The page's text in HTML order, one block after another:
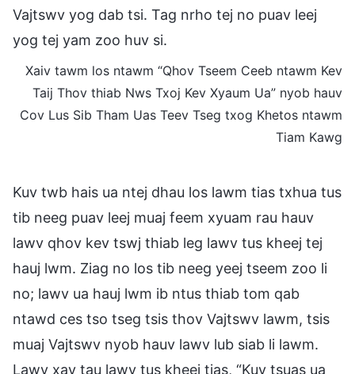
Vajtswv yog dab tsi. Tag nrho tej no puav leej
yog tej yam zoo huv si.
Xaiv tawm los ntawm “Qhov Tseem Ceeb ntawm Kev
Taij Thov thiab Nws Txoj Kev Xyaum Ua” nyob hauv
Cov Lus Sib Tham Uas Teev Tseg txog Khetos ntawm
Tiam Kawg
Kuv twb hais ua ntej dhau los lawm tias txhua tus
tib neeg puav leej muaj feem xyuam rau hauv
lawv qhov kev tswj thiab leg lawv tus kheej tej
hauj lwm. Ziag no los tib neeg yeej tseem zoo li
no; lawv ua hauj lwm ib ntus thiab tom qab
ntawd ces tso tseg tsis thov Vajtswv lawm, tsis
muaj Vajtswv nyob hauv lawv lub siab li lawm.
Lawv xav tau lawv tus kheej tias, “Kuv tsuas ua